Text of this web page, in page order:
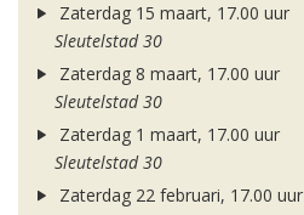
Zaterdag 15 maart, 17.00 uur
Sleutelstad 30
Zaterdag 8 maart, 17.00 uur
Sleutelstad 30
Zaterdag 1 maart, 17.00 uur
Sleutelstad 30
Zaterdag 22 februari, 17.00 uur